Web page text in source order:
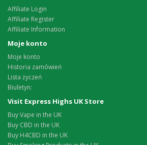
Affiliate Login
Affiliate Register
Affiliate Information
Moje konto
Moje konto
Historia zamówień
Lista życzeń
Biuletyn:
Visit Express Highs UK Store
Buy Vape in the UK
Buy CBD in the UK
Buy H4CBD in the UK